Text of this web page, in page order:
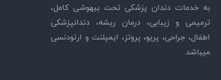
به خدمات دندان پزشکی تحت بیهوشی کامل،
ترمیمی و زیبایی، درمان ریشه، دندانپزشکی
اطفال، جراحی، پریو، پروتز، ایمپلنت و ارتودنسی
میباشد.